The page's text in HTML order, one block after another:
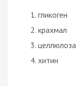
гликоген
крахмал
целлюлоза
хитин